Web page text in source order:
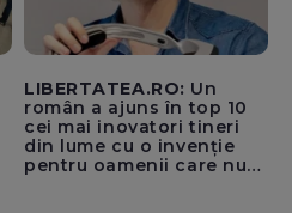
LIBERTATEA.RO: Un
român a ajuns în top 10
cei mai inovatori tineri
din lume cu o invenție
pentru oamenii care nu